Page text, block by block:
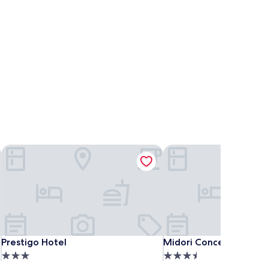
Prestigo Hotel
Prestigo Hotel
Hartanah
Prestigo Hotel
Midori Concept Hotel
Midori Concept Hotel
Hartanah
Midori Concept Hotel